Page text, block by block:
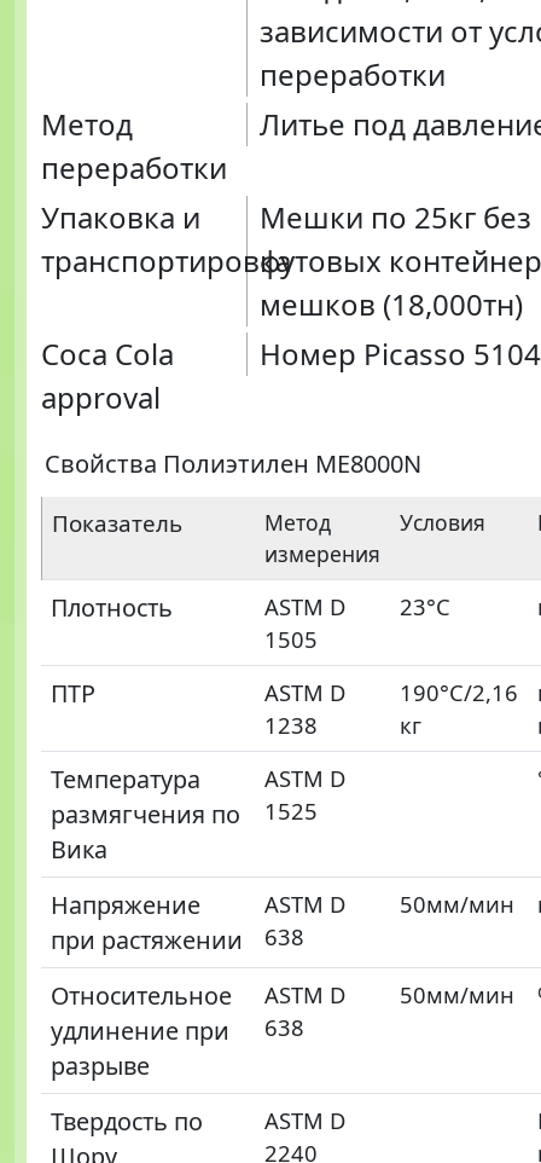
зависимости от
переработки
Метод
переработки
Литье под
Упаковка и
транспортировка
Мешки по 25кг без
футовых
мешков (18,000тн)
Coca Cola
approval
Номер Picasso
Свойства Полиэтилен ME8000N
Показатель
Метод
измерения
Условия
Плотность
ASTM D
1505
23°C
ПТР
ASTM D
1238
190°С/2,16
кг
Температура
размягчения по
Вика
ASTM D
1525
Напряжение
при растяжении
ASTM D
638
50мм/мин
Относительное
удлинение при
разрыве
ASTM D
638
50мм/мин
Твердость по
Шору
ASTM D
2240